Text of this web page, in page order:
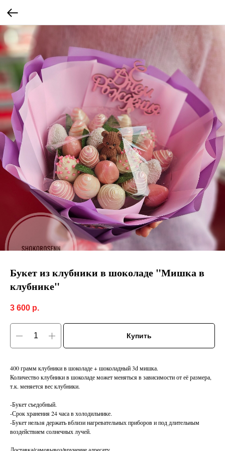
Букет из клубники в шоколаде "Мишка в
клубнике"
3 600 р.
Купить
400 грамм клубники в шоколаде + шоколадный 3d мишка.
Количество клубники в шоколаде может меняться в зависимости от её размера,
т.к. меняется вес клубники.
-Букет съедобный.
-Срок хранения 24 часа в холодильнике.
-Букет нельзя держать вблизи нагревательных приборов и под длительным
воздействием солнечных лучей.